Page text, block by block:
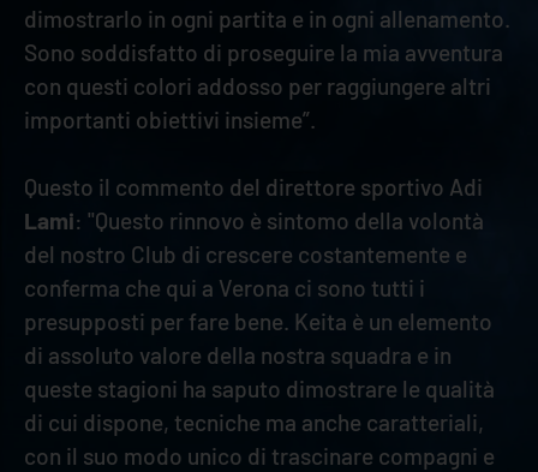
dimostrarlo in ogni partita e in ogni allenamento.
Sono soddisfatto di proseguire la mia avventura
con questi colori addosso per raggiungere altri
importanti obiettivi insieme”.
Questo il commento del direttore sportivo Adi
Lami: "Questo rinnovo è sintomo della volontà
del nostro Club di crescere costantemente e
conferma che qui a Verona ci sono tutti i
presupposti per fare bene. Keita è un elemento
di assoluto valore della nostra squadra e in
queste stagioni ha saputo dimostrare le qualità
di cui dispone, tecniche ma anche caratteriali,
con il suo modo unico di trascinare compagni e